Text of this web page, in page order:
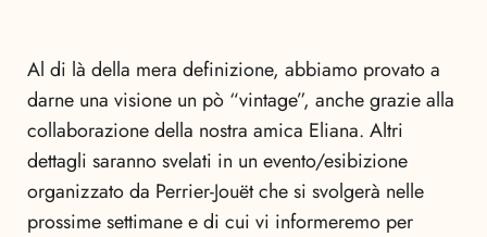
Al di là della mera definizione, abbiamo provato a
darne una visione un pò “vintage”, anche grazie alla
collaborazione della nostra amica Eliana. Altri
dettagli saranno svelati in un evento/esibizione
organizzato da Perrier-Jouët che si svolgerà nelle
prossime settimane e di cui vi informeremo per